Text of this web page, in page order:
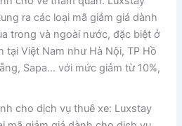
ra các loại mã giảm giá dành
trong và ngoài nước, đặc biệt ở
tại Việt Nam như Hà Nội, TP Hồ
Sapa… với mức giảm từ 10%,
cho dịch vụ thuê xe: Luxstay